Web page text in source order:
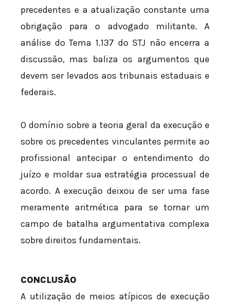
precedentes e a atualização constante uma
obrigação para o advogado militante. A
análise do Tema 1.137 do STJ não encerra a
discussão, mas baliza os argumentos que
devem ser levados aos tribunais estaduais e
federais.
O domínio sobre a teoria geral da execução e
sobre os precedentes vinculantes permite ao
profissional antecipar o entendimento do
juízo e moldar sua estratégia processual de
acordo. A execução deixou de ser uma fase
meramente aritmética para se tornar um
campo de batalha argumentativa complexa
sobre direitos fundamentais.
CONCLUSÃO
A utilização de meios atípicos de execução